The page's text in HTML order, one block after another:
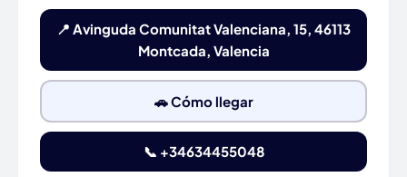
📍 Avinguda Comunitat Valenciana, 15, 46113
Montcada, Valencia
🚗 Cómo llegar
📞 +34634455048